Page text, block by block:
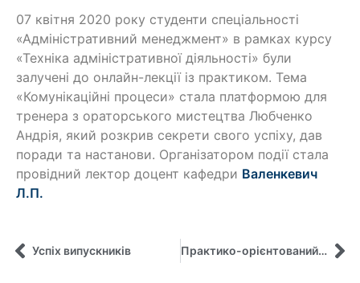
07 квітня 2020 року студенти спеціальності
«Адміністративний менеджмент» в рамках курсу
«Техніка адміністративної діяльності» були
залучені до онлайн-лекції із практиком. Тема
«Комунікаційні процеси» стала платформою для
тренера з ораторського мистецтва Любченко
Андрія, який розкрив секрети свого успіху, дав
поради та настанови. Організатором події стала
провідний лектор доцент кафедри Валенкевич
Л.П.
Успіх випускників Практико-орієнтований захід для студентів спеціальності «Публічне управління та адміністрування»